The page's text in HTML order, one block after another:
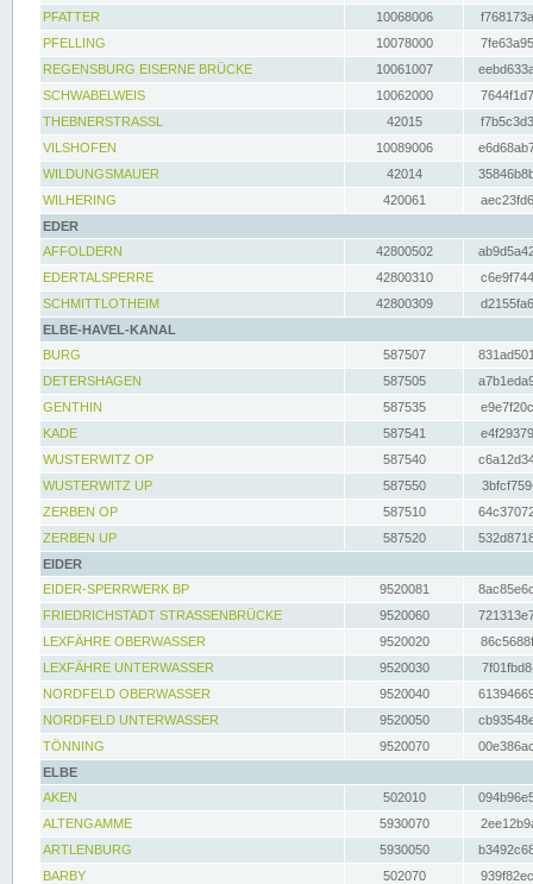
PFATTER
10068006
PFELLING
10078000
REGENSBURG EISERNE BRÜCKE
10061007
SCHWABELWEIS
10062000
THEBNERSTRASSL
42015
VILSHOFEN
10089006
WILDUNGSMAUER
42014
WILHERING
420061
EDER
AFFOLDERN
42800502
EDERTALSPERRE
42800310
SCHMITTLOTHEIM
42800309
ELBE-HAVEL-KANAL
BURG
587507
DETERSHAGEN
587505
GENTHIN
587535
KADE
587541
WUSTERWITZ OP
587540
WUSTERWITZ UP
587550
ZERBEN OP
587510
ZERBEN UP
587520
EIDER
EIDER-SPERRWERK BP
9520081
FRIEDRICHSTADT STRASSENBRÜCKE
9520060
LEXFÄHRE OBERWASSER
9520020
LEXFÄHRE UNTERWASSER
9520030
NORDFELD OBERWASSER
9520040
NORDFELD UNTERWASSER
9520050
TÖNNING
9520070
ELBE
AKEN
502010
ALTENGAMME
5930070
ARTLENBURG
5930050
BARBY
502070